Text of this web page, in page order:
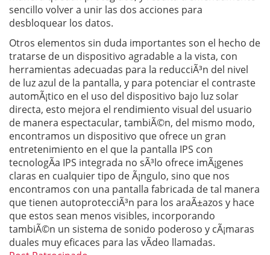
sencillo volver a unir las dos acciones para
desbloquear los datos.
Otros elementos sin duda importantes son el hecho de
tratarse de un dispositivo agradable a la vista, con
herramientas adecuadas para la reducciÃ³n del nivel
de luz azul de la pantalla, y para potenciar el contraste
automÃ¡tico en el uso del dispositivo bajo luz solar
directa, esto mejora el rendimiento visual del usuario
de manera espectacular, tambiÃ©n, del mismo modo,
encontramos un dispositivo que ofrece un gran
entretenimiento en el que la pantalla IPS con
tecnologÃ­a IPS integrada no sÃ³lo ofrece imÃ¡genes
claras en cualquier tipo de Ã¡ngulo, sino que nos
encontramos con una pantalla fabricada de tal manera
que tienen autoprotecciÃ³n para los araÃ±azos y hace
que estos sean menos visibles, incorporando
tambiÃ©n un sistema de sonido poderoso y cÃ¡maras
duales muy eficaces para las vÃ­deo llamadas.